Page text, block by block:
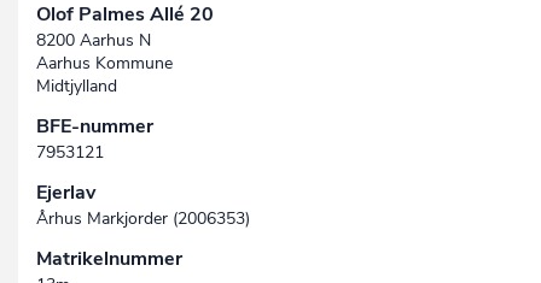
Olof Palmes Allé 20
8200 Aarhus N
Aarhus Kommune
Midtjylland
BFE-nummer
7953121
Ejerlav
Århus Markjorder (2006353)
Matrikelnummer